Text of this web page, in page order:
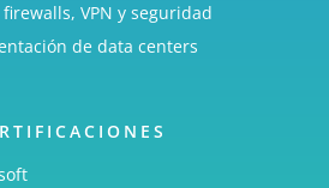
VPN y seguridad
de data centers